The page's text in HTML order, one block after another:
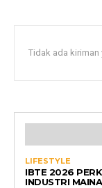
Tidak ada
LIFESTYLE
IBTE 2026
INDUSTRI